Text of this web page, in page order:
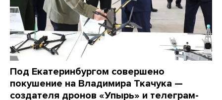
Под Екатеринбургом совершено
покушение на Владимира Ткачука —
создателя дронов «Упырь» и телеграм-